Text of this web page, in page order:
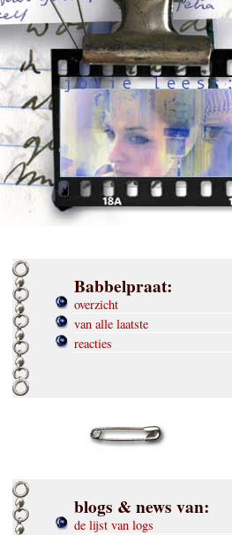
Babbelpraat:
overzicht
van alle laatste
reacties
blogs & news van:
de lijst van logs